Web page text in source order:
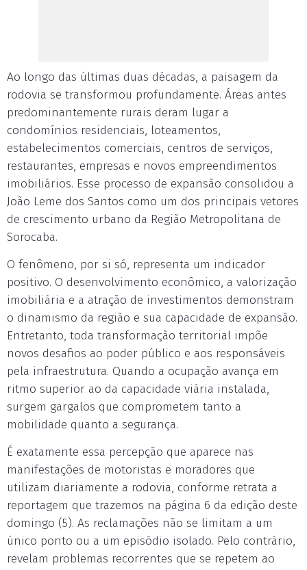
Ao longo das últimas duas décadas, a paisagem da
rodovia se transformou profundamente. Áreas antes
predominantemente rurais deram lugar a
condomínios residenciais, loteamentos,
estabelecimentos comerciais, centros de serviços,
restaurantes, empresas e novos empreendimentos
imobiliários. Esse processo de expansão consolidou a
João Leme dos Santos como um dos principais vetores
de crescimento urbano da Região Metropolitana de
Sorocaba.
O fenômeno, por si só, representa um indicador
positivo. O desenvolvimento econômico, a valorização
imobiliária e a atração de investimentos demonstram
o dinamismo da região e sua capacidade de expansão.
Entretanto, toda transformação territorial impõe
novos desafios ao poder público e aos responsáveis
pela infraestrutura. Quando a ocupação avança em
ritmo superior ao da capacidade viária instalada,
surgem gargalos que comprometem tanto a
mobilidade quanto a segurança.
É exatamente essa percepção que aparece nas
manifestações de motoristas e moradores que
utilizam diariamente a rodovia, conforme retrata a
reportagem que trazemos na página 6 da edição deste
domingo (5). As reclamações não se limitam a um
único ponto ou a um episódio isolado. Pelo contrário,
revelam problemas recorrentes que se repetem ao